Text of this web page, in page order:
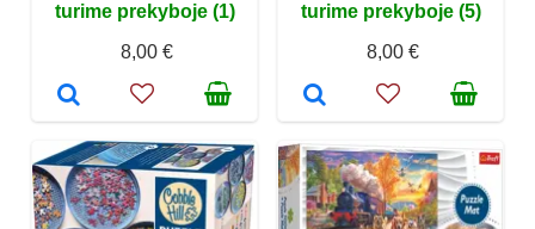
turime prekyboje (1)
8,00 €
turime prekyboje (5)
8,00 €